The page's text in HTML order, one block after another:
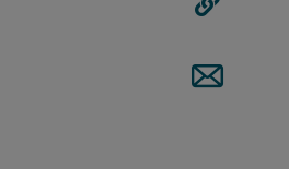
Artikel